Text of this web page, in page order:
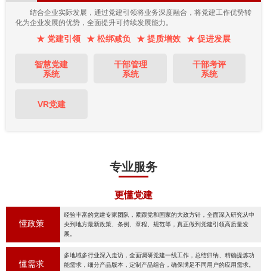
结合企业实际发展，通过党建引领将业务深度融合，将党建工作优势转
化为企业发展的优势，全面提升可持续发展能力。
★ 党建引领 ★ 松绑减负 ★ 提质增效 ★ 促进发展
智慧党建
系统
干部管理
系统
干部考评
系统
VR党建
专业服务
更懂党建
懂政策
经验丰富的党建专家团队，紧跟党和国家的大政方针，全面深入研究从中
央到地方最新政策、条例、章程、规范等，真正做到党建引领高质量发
展。
懂需求
多地域多行业深入走访，全面调研党建一线工作，总结归纳、精确提炼功
能需求，细分产品版本，定制产品组合，确保满足不同用户的应用需求。